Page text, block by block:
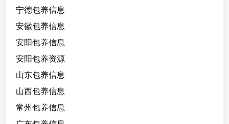
宁德包养信息
安徽包养信息
安阳包养信息
安阳包养资源
山东包养信息
山西包养信息
常州包养信息